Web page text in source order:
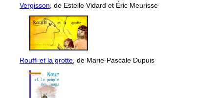
Vergisson, de Estelle Vidard et Éric Meurisse
Rouffi et la grotte, de Marie-Pascale Dupuis